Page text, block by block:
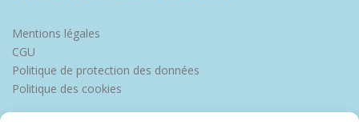
Mentions légales
CGU
Politique de protection des données
Politique des cookies